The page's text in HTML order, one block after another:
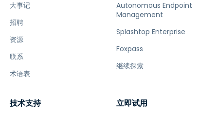
大事记
招聘
资源
联系
术语表
Autonomous Endpoint
Management
Splashtop Enterprise
Foxpass
继续探索
技术支持 立即试用